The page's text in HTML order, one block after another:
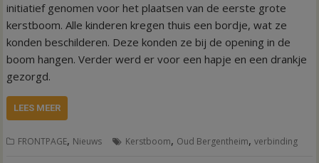
initiatief genomen voor het plaatsen van de eerste grote
kerstboom. Alle kinderen kregen thuis een bordje, wat ze
konden beschilderen. Deze konden ze bij de opening in de
boom hangen. Verder werd er voor een hapje en een drankje
gezorgd.
LEES MEER
FRONTPAGE, Nieuws Kerstboom, Oud Bergentheim,verbinding